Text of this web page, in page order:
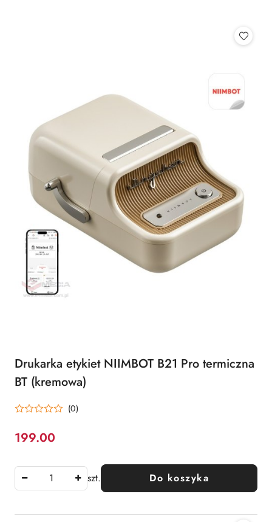
Drukarka etykiet NIIMBOT B21 Pro termiczna
BT (kremowa)
(0)
Cena:
199.00
szt. Do koszyka